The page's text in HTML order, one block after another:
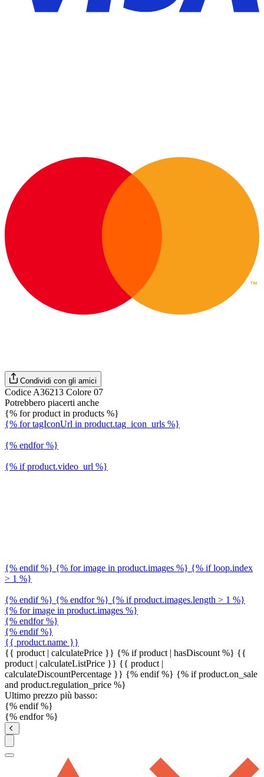
Condividi con gli amici
Codice A36213 Colore 07
Potrebbero piacerti anche
{% for product in products %}
{% for tagIconUrl in product.tag_icon_urls %}
{% endfor %}
{% if product.video_url %}
{% endif %} {% for image in product.images %} {% if loop.index
> 1 %}
{% endif %} {% endfor %} {% if product.images.length > 1 %}
{% for image in product.images %}
{% endfor %}
{% endif %}
{{ product.name }}
{{ product | calculatePrice }} {% if product | hasDiscount %} {{
product | calculateListPrice }} {{ product |
calculateDiscountPercentage }} {% endif %} {% if product.on_sale
and product.regulation_price %}
Ultimo prezzo più basso:
{% endif %}
{% endfor %}